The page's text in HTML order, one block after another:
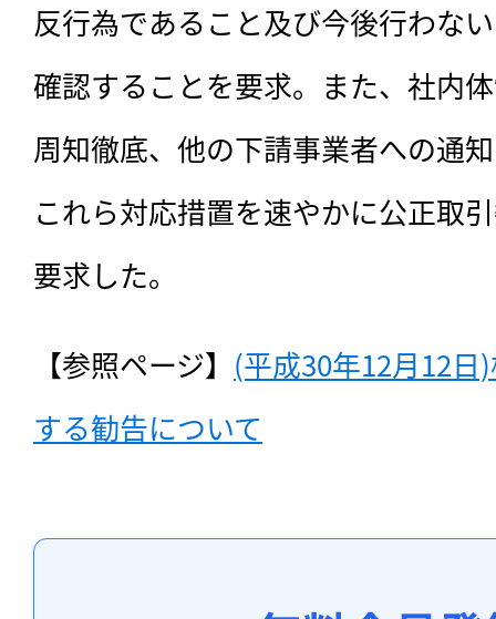
反行為であること及び今後行わな
確認することを要求。また、社内
周知徹底、他の下請事業者への通
これら対応措置を速やかに公正取
要求した。
【参照ページ】 (平成30年12月12
する勧告について